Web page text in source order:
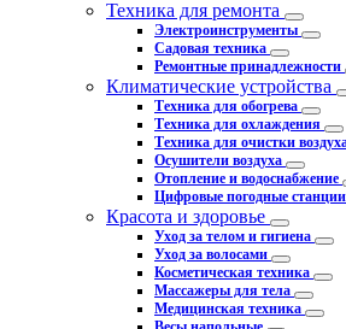
Техника для ремонта
Электроинструменты
Садовая техника
Ремонтные принадлежности
Климатические устройства
Техника для обогрева
Техника для охлаждения
Техника для очистки
Осушители воздуха
Отопление и водоснабжение
Цифровые погодные станции
Красота и здоровье
Уход за телом и гигиена
Уход за волосами
Косметическая техника
Массажеры для тела
Медицинская техника